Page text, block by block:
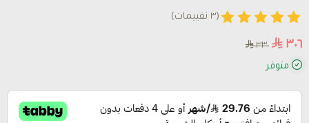
(٣ تقييمات)
٣٠٦
٣٣٠
متوفر